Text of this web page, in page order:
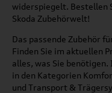
widerspiegelt. Bestellen
Skoda Zubehörwelt!
Das passende Zubehör
Finden Sie im aktuellen
alles, was Sie benötigen.
in den Kategorien
und Transport &